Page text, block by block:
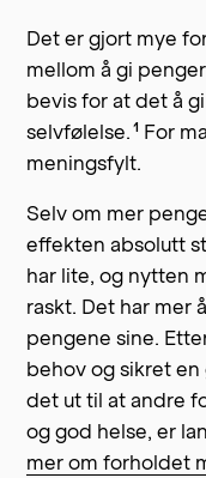
Det er gjort mye
mellom å gi
bevis for at det å
selvfølelse. 1 For
meningsfylt.
Selv om mer
effekten absolutt
har lite, og nytten
raskt. Det har mer
pengene sine.
behov og sikret
det ut til at andre
og god helse, er
mer om forholdet